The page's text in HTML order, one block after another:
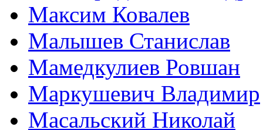
Максим Ковалев
Малышев Станислав
Мамедкулиев Ровшан
Маркушевич Владимир
Масальский Николай